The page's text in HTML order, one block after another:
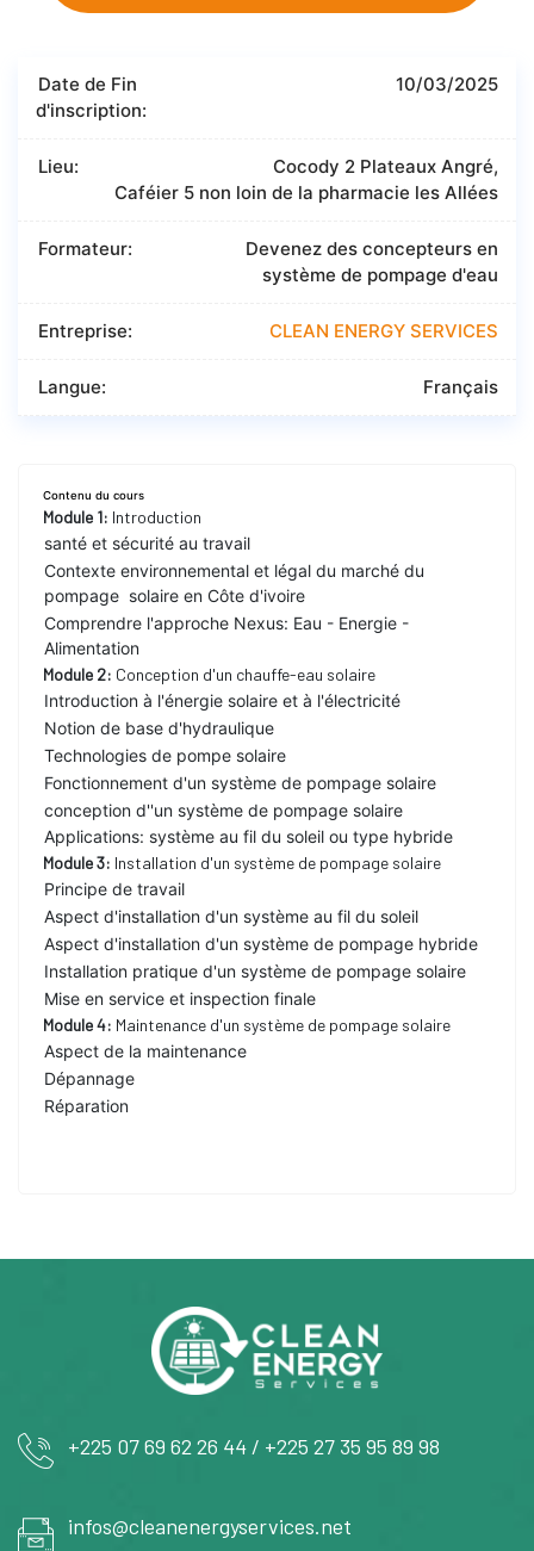
Date de Fin
d'inscription:
10/03/2025
Lieu:
Cocody 2 Plateaux Angré,
Caféier 5 non loin de la pharmacie les Allées
Formateur:
Devenez des concepteurs en
système de pompage d'eau
Entreprise: CLEAN ENERGY SERVICES
Langue: Français
Contenu du cours
Module 1: Introduction
santé et sécurité au travail
Contexte environnemental et légal du marché du
pompage solaire en Côte d'ivoire
Comprendre l'approche Nexus: Eau - Energie -
Alimentation
Module 2: Conception d'un chauffe-eau solaire
Introduction à l'énergie solaire et à l'électricité
Notion de base d'hydraulique
Technologies de pompe solaire
Fonctionnement d'un système de pompage solaire
conception d''un système de pompage solaire
Applications: système au fil du soleil ou type hybride
Module 3: Installation d'un système de pompage solaire
Principe de travail
Aspect d'installation d'un système au fil du soleil
Aspect d'installation d'un système de pompage hybride
Installation pratique d'un système de pompage solaire
Mise en service et inspection finale
Module 4: Maintenance d'un système de pompage solaire
Aspect de la maintenance
Dépannage
Réparation
+225 07 69 62 26 44 / +225 27 35 95 89 98
infos@cleanenergyservices.net